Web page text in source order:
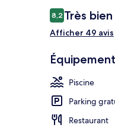
Avis
voyageurs
8,28,2 sur 10
Très bien
Afficher 49 avis
Piscine
Parking
Restaurant